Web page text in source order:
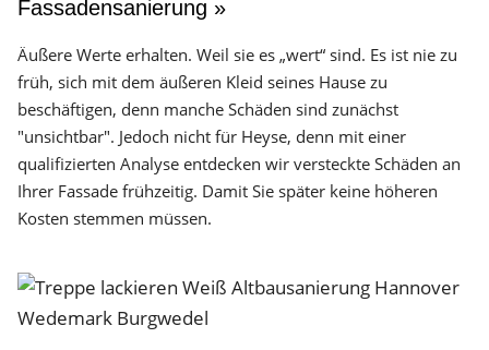
Fassadensanierung »
Äußere Werte erhalten. Weil sie es „wert“ sind. Es ist nie zu
früh, sich mit dem äußeren Kleid seines Hause zu
beschäftigen, denn manche Schäden sind zunächst
"unsichtbar". Jedoch nicht für Heyse, denn mit einer
qualifizierten Analyse entdecken wir versteckte Schäden an
Ihrer Fassade frühzeitig. Damit Sie später keine höheren
Kosten stemmen müssen.